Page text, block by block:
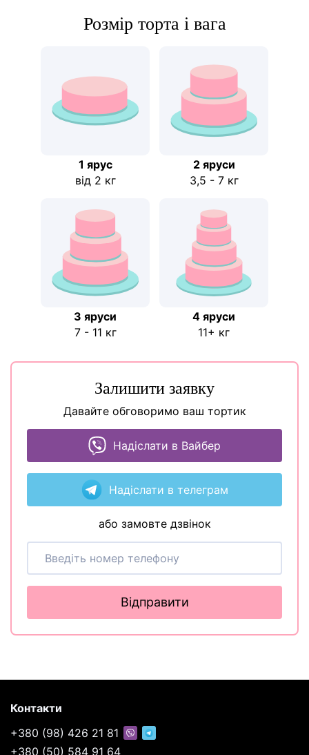
Розмір торта і вага
1 ярус
від 2 кг
2 яруси
3,5 - 7 кг
3 яруси
7 - 11 кг
4 яруси
11+ кг
Залишити заявку
Давайте обговоримо ваш тортик
Надіслати в Вайбер
Надіслати в телеграм
або замовте дзвінок
Відправити
Контакти
+380 (98) 426 21 81
+380 (50) 584 91 64